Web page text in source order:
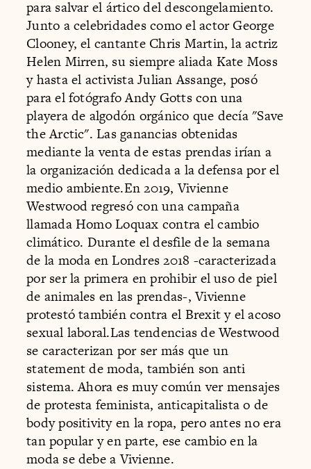
para salvar el ártico del descongelamiento.
Junto a celebridades como el actor George
Clooney, el cantante Chris Martin, la actriz
Helen Mirren, su siempre aliada Kate Moss
y hasta el activista Julian Assange, posó
para el fotógrafo Andy Gotts con una
playera de algodón orgánico que decía "Save
the Arctic". Las ganancias obtenidas
mediante la venta de estas prendas irían a
la organización dedicada a la defensa por el
medio ambiente.En 2019, Vivienne
Westwood regresó con una campaña
llamada Homo Loquax contra el cambio
climático. Durante el desfile de la semana
de la moda en Londres 2018 -caracterizada
por ser la primera en prohibir el uso de piel
de animales en las prendas-, Vivienne
protestó también contra el Brexit y el acoso
sexual laboral.Las tendencias de Westwood
se caracterizan por ser más que un
statement de moda, también son anti
sistema. Ahora es muy común ver mensajes
de protesta feminista, anticapitalista o de
body positivity en la ropa, pero antes no era
tan popular y en parte, ese cambio en la
moda se debe a Vivienne.